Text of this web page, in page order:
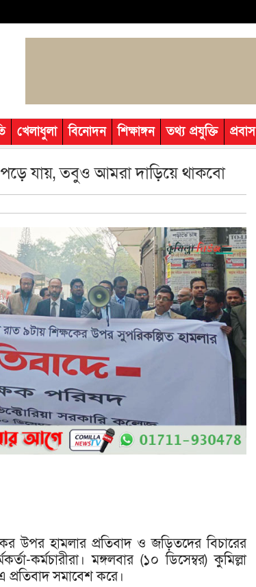
খেলাধুলা বিনোদন শিক্ষাঙ্গন তথ্য প্রযুক্তি প্রবাস
পড়ে যায়, তবুও আমরা দাড়িয়ে থাকবো
উপর হামলার প্রতিবাদ ও জড়িতদের বিচারের
কর্মচারীরা। মঙ্গলবার (১০ ডিসেম্বর) কুমিল্লা
প্রতিবাদ সমাবেশ করে।